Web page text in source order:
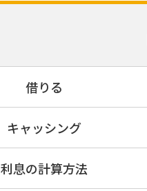
借りる
キャッシング
利息の計算方法